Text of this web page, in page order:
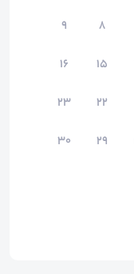
۸
۹
۱۵
۱۶
۲۲
۲۳
۲۹
۳۰